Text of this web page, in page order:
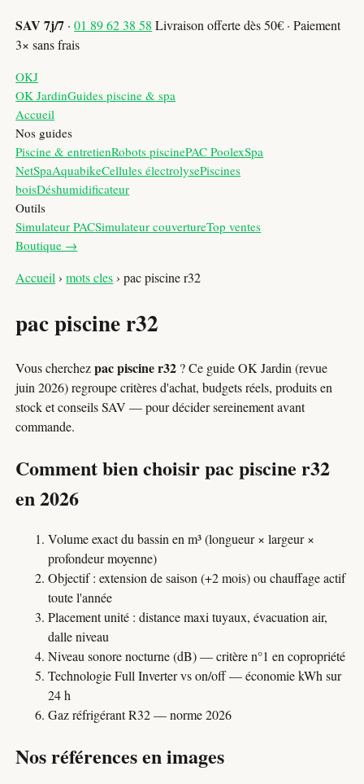
SAV 7j/7 ·01 89 62 38 58 Livraison offerte dès 50€ · Paiement
3× sans frais
OKJ
OK JardinGuides piscine & spa
Accueil
Nos guides
Piscine & entretienRobots piscinePAC PoolexSpa
NetSpaAquabikeCellules électrolysePiscines
boisDéshumidificateur
Outils
Simulateur PACSimulateur couvertureTop ventes
Boutique →
Accueil ›mots cles›pac piscine r32
pac piscine r32
Vous cherchezpac piscine r32 ? Ce guide OK Jardin (revue
juin 2026) regroupe critères d'achat, budgets réels, produits en
stock et conseils SAV — pour décider sereinement avant
commande.
Comment bien choisir pac piscine r32
en 2026
Volume exact du bassin en m³ (longueur × largeur ×
profondeur moyenne)
Objectif : extension de saison (+2 mois) ou chauffage actif
toute l'année
Placement unité : distance maxi tuyaux, évacuation air,
dalle niveau
Niveau sonore nocturne (dB) — critère n°1 en copropriété
Technologie Full Inverter vs on/off — économie kWh sur
24 h
Gaz réfrigérant R32 — norme 2026
Nos références en images